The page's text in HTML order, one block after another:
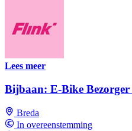
Lees meer
Bijbaan: E-Bike
Breda
In overeenstemming